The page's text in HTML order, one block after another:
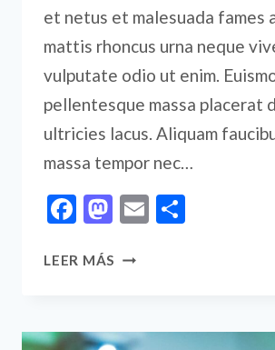
et netus et malesuada fames
mattis rhoncus urna neque
vulputate odio ut enim.
pellentesque massa placerat
ultricies lacus. Aliquam
massa tempor nec…
Facebook
Mastodon
Email
LEER MÁS THE
DO